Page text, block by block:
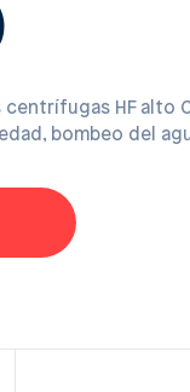
centrífugas HF alto
bombeo del